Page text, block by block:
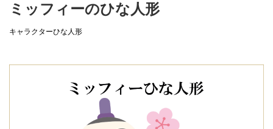
ミッフィーのひな人形
キャラクターひな人形